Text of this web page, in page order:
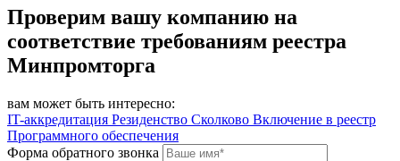
Проверим вашу компанию на
соответствие требованиям реестра
Минпромторга
вам может быть интересно:
IT-аккредитация Резиденство Сколково Включение в реестр
Программного обеспечения
Форма обратного звонка